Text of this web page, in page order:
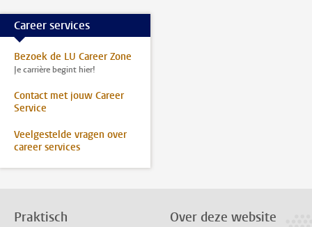
Career services
Bezoek de LU Career Zone
Je carrière begint hier!
Contact met jouw Career
Service
Veelgestelde vragen over
career services
Praktisch Over deze website